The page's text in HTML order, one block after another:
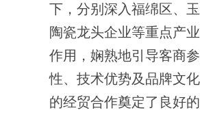
下，分别深入福绵区、
陶瓷龙头企业等重点产
作用，娴熟地引导客商
性、技术优势及品牌文
的经贸合作奠定了良好的